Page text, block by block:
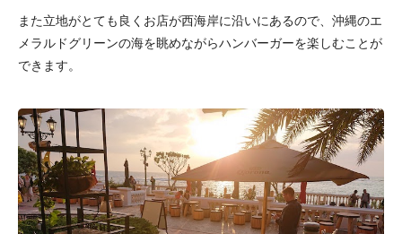
また立地がとても良くお店が西海岸に沿いにあるので、沖縄のエ
メラルドグリーンの海を眺めながらハンバーガーを楽しむことが
できます。